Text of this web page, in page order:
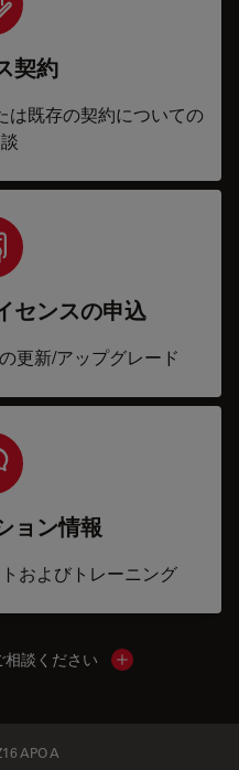
契約
は既存の契約についての
センスの申込
更新/アップグレード
ョン情報
およびトレーニング
相談ください Show local
APO A